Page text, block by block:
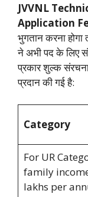
JVVNL
Application
भुगतान करना होगा
ने अभी पद के लिए
प्रकार शुल्क
प्रदान की गई है:
Category
For UR
family
lakhs per